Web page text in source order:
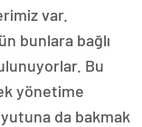
var.
bunlara bağlı
Bu
yönetime
da bakmak